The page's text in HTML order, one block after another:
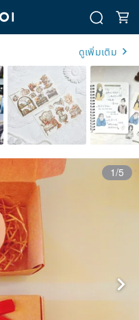
ดูเพิ่มเติม
1/5